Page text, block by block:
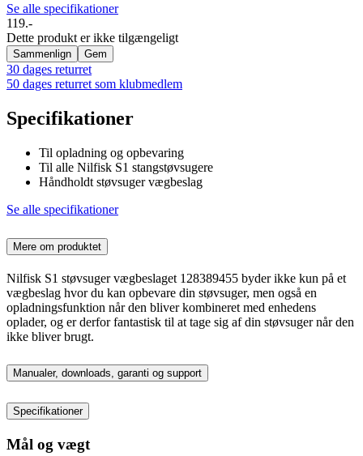
Se alle specifikationer
119.-
Dette produkt er ikke tilgængeligt
Sammenlign Gem
30 dages returret
50 dages returret som klubmedlem
Specifikationer
Til opladning og opbevaring
Til alle Nilfisk S1 stangstøvsugere
Håndholdt støvsuger vægbeslag
Se alle specifikationer
Mere om produktet
Nilfisk S1 støvsuger vægbeslaget 128389455 byder ikke kun på et
vægbeslag hvor du kan opbevare din støvsuger, men også en
opladningsfunktion når den bliver kombineret med enhedens
oplader, og er derfor fantastisk til at tage sig af din støvsuger når den
ikke bliver brugt.
Manualer, downloads, garanti og support
Specifikationer
Mål og vægt